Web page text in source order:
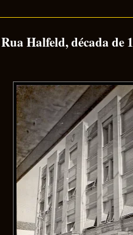
Halfeld, década de